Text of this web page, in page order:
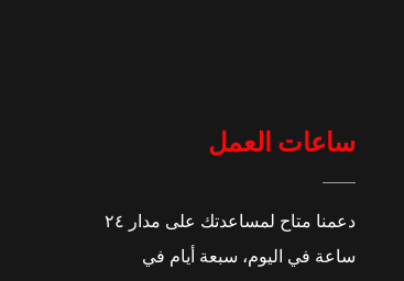
ساعات العمل
دعمنا متاح لمساعدتك على مدار ٢٤
ساعة في اليوم، سبعة أيام في